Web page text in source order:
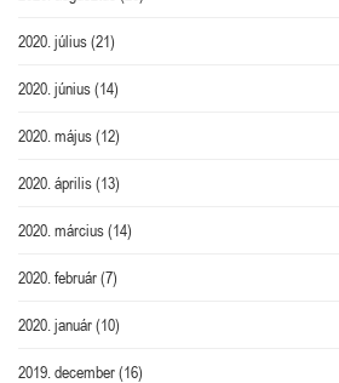
2020. július(21)
2020. június(14)
2020. május(12)
2020. április(13)
2020. március(14)
2020. február(7)
2020. január(10)
2019. december(16)